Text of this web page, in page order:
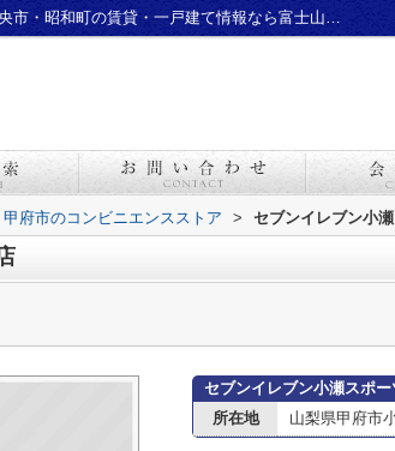
セブンイレブン小瀬スポーツ公園東店情報ページ｜中央市・昭和町の賃貸・一戸建て情報なら富士山大好き不動産
甲府市のコンビニエンスストア > セブンイレブン小
セブンイレブン小瀬スポ
所在地
山梨県甲府市